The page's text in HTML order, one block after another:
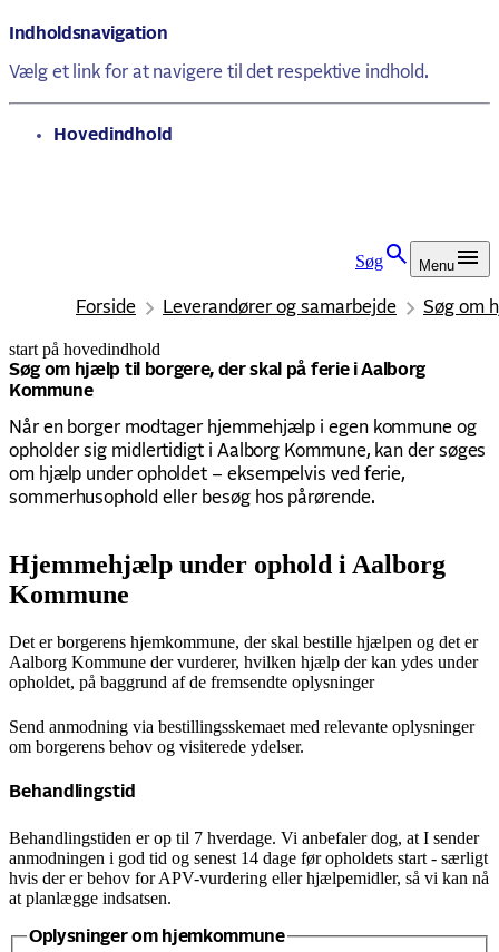
Indholdsnavigation
Vælg et link for at navigere til det respektive indhold.
gå til
Hovedindhold
Søg Menu
Forside Leverandører og samarbejde Søg om
start på hovedindhold
Søg om hjælp til borgere, der skal på ferie i Aalborg
Kommune
Når en borger modtager hjemmehjælp i egen kommune og
opholder sig midlertidigt i Aalborg Kommune, kan der søges
om hjælp under opholdet – eksempelvis ved ferie,
sommerhusophold eller besøg hos pårørende.
senest opdateret 25. juni 2026
Hjemmehjælp under ophold i Aalborg
Kommune
Det er borgerens hjemkommune, der skal bestille hjælpen og det er
Aalborg Kommune der vurderer, hvilken hjælp der kan ydes under
opholdet, på baggrund af de fremsendte oplysninger
Send anmodning via bestillingsskemaet med relevante oplysninger
om borgerens behov og visiterede ydelser.
Behandlingstid
Behandlingstiden er op til 7 hverdage. Vi anbefaler dog, at I sender
anmodningen i god tid og senest 14 dage før opholdets start - særligt
hvis der er behov for APV-vurdering eller hjælpemidler, så vi kan nå
at planlægge indsatsen.
Oplysninger om hjemkommune